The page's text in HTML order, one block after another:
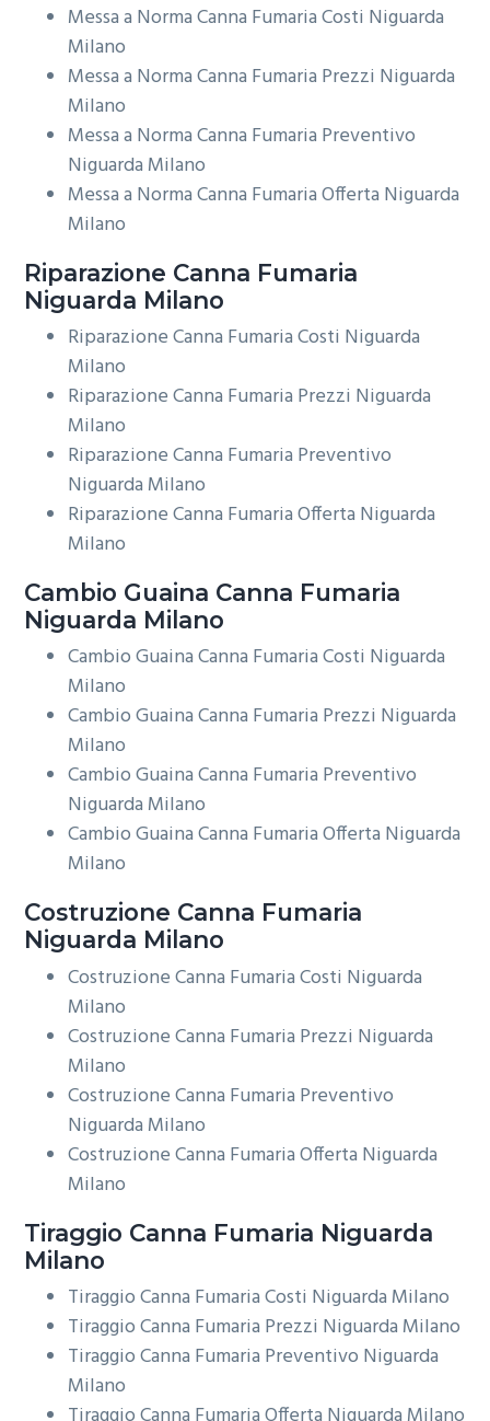
Messa a Norma Canna Fumaria Costi Niguarda
Milano
Messa a Norma Canna Fumaria Prezzi Niguarda
Milano
Messa a Norma Canna Fumaria Preventivo
Niguarda Milano
Messa a Norma Canna Fumaria Offerta Niguarda
Milano
Riparazione Canna Fumaria
Niguarda Milano
Riparazione Canna Fumaria Costi Niguarda
Milano
Riparazione Canna Fumaria Prezzi Niguarda
Milano
Riparazione Canna Fumaria Preventivo
Niguarda Milano
Riparazione Canna Fumaria Offerta Niguarda
Milano
Cambio Guaina Canna Fumaria
Niguarda Milano
Cambio Guaina Canna Fumaria Costi Niguarda
Milano
Cambio Guaina Canna Fumaria Prezzi Niguarda
Milano
Cambio Guaina Canna Fumaria Preventivo
Niguarda Milano
Cambio Guaina Canna Fumaria Offerta Niguarda
Milano
Costruzione Canna Fumaria
Niguarda Milano
Costruzione Canna Fumaria Costi Niguarda
Milano
Costruzione Canna Fumaria Prezzi Niguarda
Milano
Costruzione Canna Fumaria Preventivo
Niguarda Milano
Costruzione Canna Fumaria Offerta Niguarda
Milano
Tiraggio Canna Fumaria Niguarda
Milano
Tiraggio Canna Fumaria Costi Niguarda Milano
Tiraggio Canna Fumaria Prezzi Niguarda Milano
Tiraggio Canna Fumaria Preventivo Niguarda
Milano